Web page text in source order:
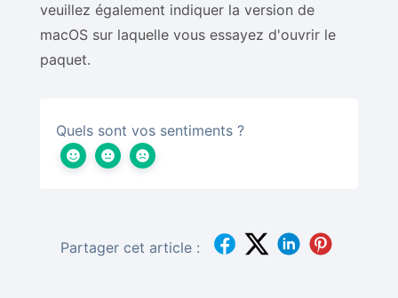
veuillez également indiquer la version de
macOS sur laquelle vous essayez d'ouvrir le
paquet.
Quels sont vos sentiments ?
Partager cet article :